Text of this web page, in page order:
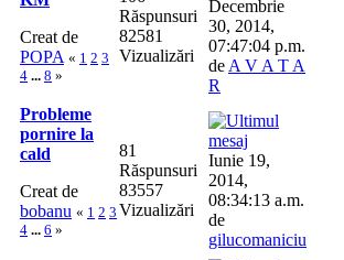
Creat de
POPA « 1 2 3
4 ... 8 »
Răspunsuri
82581
Vizualizări
Decembrie
30, 2014,
07:47:04 p.m.
de A V A T A
R
Probleme
pornire la
cald
Creat de
bobanu « 1 2 3
4 ... 6 »
81
Răspunsuri
83557
Vizualizări
Iunie 19,
2014,
08:34:13 a.m.
de
gilucomaniciu